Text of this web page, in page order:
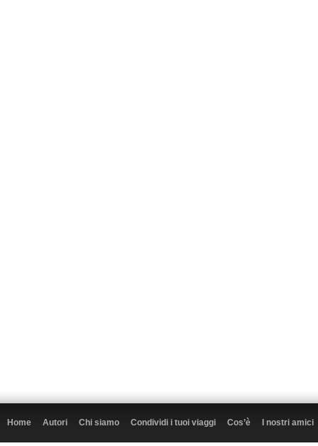
Home Autori Chi siamo Condividi i tuoi viaggi Cos’è I nostri amici